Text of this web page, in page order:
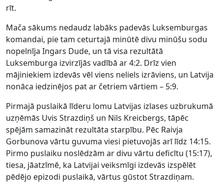
rīt.
Mača sākums nedaudz labāks padevās Luksemburgas
komandai, pie tam ceturtajā minūtē divu minūšu sodu
nopelnīja Ingars Dude, un tā visa rezultātā
Luksemburga izvirzījās vadībā ar 4:2. Drīz vien
mājiniekiem izdevās vēl viens neliels izrāviens, un Latvija
nonāca iedzinējos pat ar četriem vārtiem – 5:9.
Pirmajā puslaikā līderu lomu Latvijas izlases uzbrukumā
uzņēmās Uvis Strazdiņš un Nils Kreicbergs, tāpēc
spējām samazināt rezultāta starpību. Pēc Raivja
Gorbunova vārtu guvuma viesi pietuvojās arī līdz 14:15.
Pirmo puslaiku noslēdzām ar divu vārtu deficītu (15:17),
tiesa, jāatzīmē, ka Latvijai veiksmīgi izdevās izspēlēt
pēdējo epizodi puslaikā, vārtus gūstot Strazdiņam.